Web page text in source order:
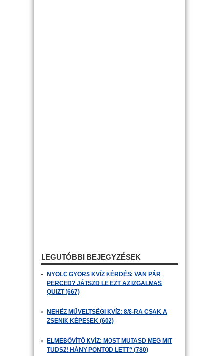
LEGUTÓBBI BEJEGYZÉSEK
NYOLC GYORS KVÍZ KÉRDÉS: VAN PÁR
PERCED? JÁTSZD LE EZT AZ IZGALMAS
QUIZT (667)
NEHÉZ MŰVELTSÉGI KVÍZ: 8/8-RA CSAK A
ZSENIK KÉPESEK (602)
ELMEBŐVÍTŐ KVÍZ: MOST MUTASD MEG MIT
TUDSZ! HÁNY PONTOD LETT? (780)